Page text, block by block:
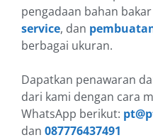
pengadaan bahan
service, dan
berbagai ukuran.
Dapatkan penawaran
dari kami dengan cara
WhatsApp berikut:
dan 087776437491